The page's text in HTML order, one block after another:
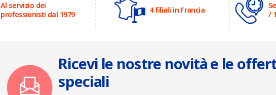
Al servizio dei
professionisti dal 1979 4 filiali in Francia /
Ricevi le nostre novità e le
speciali